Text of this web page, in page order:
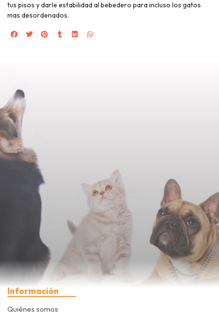
tus pisos y darle estabilidad al bebedero para incluso los gatos
mas desordenados.
Información
Quiénes somos